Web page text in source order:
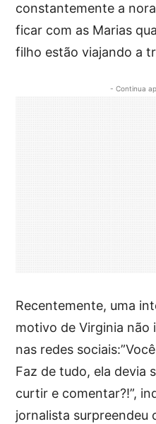
constantemente a
ficar com as Marias
filho estão viajando a
- Continua
Recentemente, uma
motivo de Virginia não
nas redes
Faz de tudo, ela devia
curtir e comentar?!”,
jornalista surpreendeu